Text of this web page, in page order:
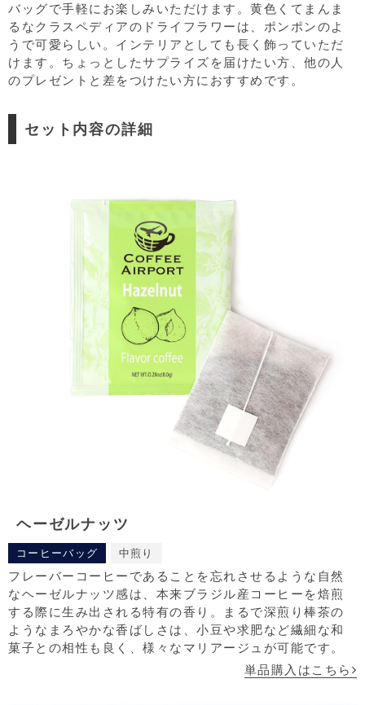
バッグで手軽にお楽しみいただけます。黄色くてまんま
るなクラスペディアのドライフラワーは、ポンポンのよ
うで可愛らしい。インテリアとしても長く飾っていただ
けます。ちょっとしたサプライズを届けたい方、他の人
のプレゼントと差をつけたい方におすすめです。
セット内容の詳細
ヘーゼルナッツ
コーヒーバッグ 中煎り
フレーバーコーヒーであることを忘れさせるような自然
なヘーゼルナッツ感は、本来ブラジル産コーヒーを焙煎
する際に生み出される特有の香り。まるで深煎り棒茶の
ようなまろやかな香ばしさは、小豆や求肥など繊細な和
菓子との相性も良く、様々なマリアージュが可能です。
単品購入はこちら